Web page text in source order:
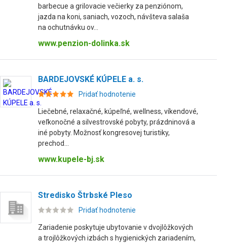
barbecue a grilovacie večierky za penziónom,
jazda na koni, saniach, vozoch, návšteva salaša
na ochutnávku ov...
www.penzion-dolinka.sk
BARDEJOVSKÉ KÚPELE a. s.
Pridať hodnotenie
Liečebné, relaxačné, kúpeľné, wellness, víkendové,
veľkonočné a silvestrovské pobyty, prázdninová a
iné pobyty. Možnosť kongresovej turistiky,
prechod...
www.kupele-bj.sk
Stredisko Štrbské Pleso
Pridať hodnotenie
Zariadenie poskytuje ubytovanie v dvojlôžkových
a trojlôžkových izbách s hygienických zariadením,